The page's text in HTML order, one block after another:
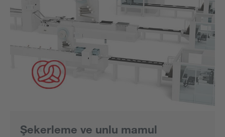
Şekerleme ve unlu mamul